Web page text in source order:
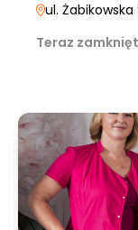
ul. Żabikowska
Teraz